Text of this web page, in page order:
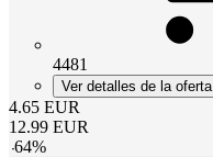
4481
Ver detalles de la oferta
4.65 EUR
12.99 EUR
-64%